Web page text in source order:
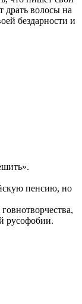
драть волосы на
бездарности и
пенсию, но
русофобии.